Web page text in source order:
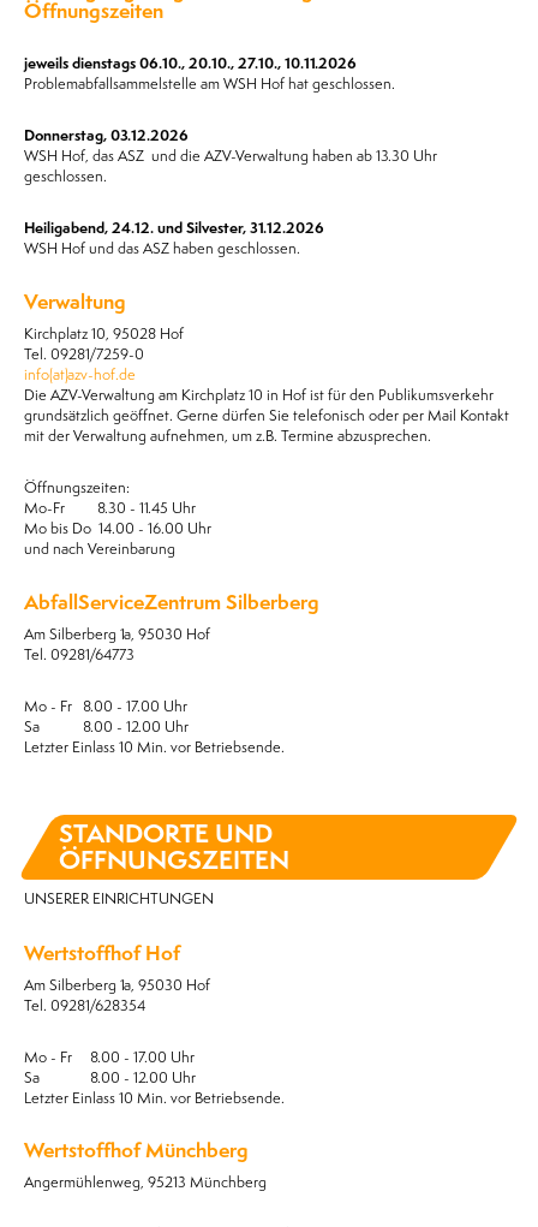
Öffnungszeiten
jeweils dienstags 06.10., 20.10., 27.10., 10.11.2026
Problemabfallsammelstelle am WSH Hof hat geschlossen.
Donnerstag, 03.12.2026
WSH Hof, das ASZ und die AZV-Verwaltung haben ab 13.30 Uhr
geschlossen.
Heiligabend, 24.12. und Silvester, 31.12.2026
WSH Hof und das ASZ haben geschlossen.
Verwaltung
Kirchplatz 10, 95028 Hof
Tel. 09281/7259-0
info(at)azv-hof.de
Die AZV-Verwaltung am Kirchplatz 10 in Hof ist für den Publikumsverkehr
grundsätzlich geöffnet. Gerne dürfen Sie telefonisch oder per Mail Kontakt
mit der Verwaltung aufnehmen, um z.B. Termine abzusprechen.
Öffnungszeiten:
Mo-Fr 8.30 - 11.45 Uhr
Mo bis Do 14.00 - 16.00 Uhr
und nach Vereinbarung
AbfallServiceZentrum Silberberg
Am Silberberg 1a, 95030 Hof
Tel. 09281/64773
Mo - Fr 8.00 - 17.00 Uhr
Sa 8.00 - 12.00 Uhr
Letzter Einlass 10 Min. vor Betriebsende.
STANDORTE UND
ÖFFNUNGSZEITEN
UNSERER EINRICHTUNGEN
Wertstoffhof Hof
Am Silberberg 1a, 95030 Hof
Tel. 09281/628354
Mo - Fr 8.00 - 17.00 Uhr
Sa 8.00 - 12.00 Uhr
Letzter Einlass 10 Min. vor Betriebsende.
Wertstoffhof Münchberg
Angermühlenweg, 95213 Münchberg